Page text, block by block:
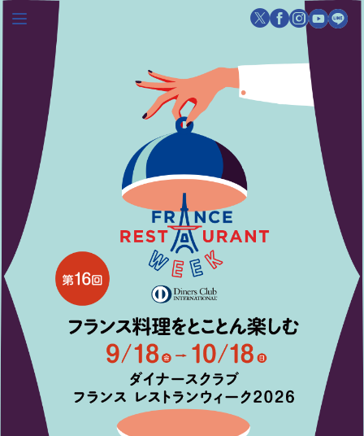
レストランを探す
注目シェフ
特別イベント
ニュース
店舗/プレス向け
ダイナースクラブ 会員限定特典